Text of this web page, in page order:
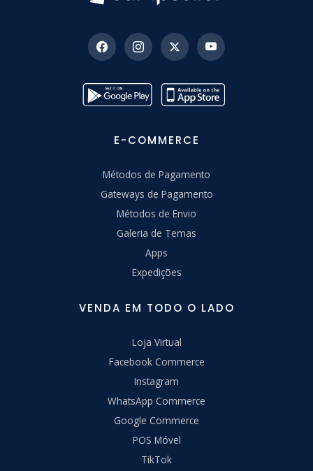
E-COMMERCE
Métodos de Pagamento
Gateways de Pagamento
Métodos de Envio
Galeria de Temas
Apps
Expedições
VENDA EM TODO O LADO
Loja Virtual
Facebook Commerce
Instagram
WhatsApp Commerce
Google Commerce
POS Móvel
TikTok